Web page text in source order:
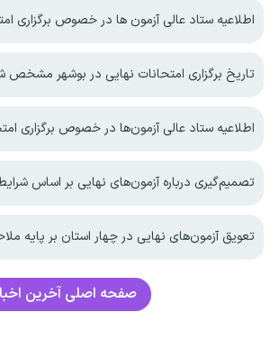
اطلاعیه ستاد عالی آزمون ها در خصوص برگزاری امتحانات نهایی پایه
تاریخ برگزاری امتحانات نهایی در بوشهر مشخص
اطلاعیه ستاد عالی آزمون‌ها در خصوص برگزاری امتحانات
تصمیم‌گیری درباره آزمون‌های نهایی بر اساس شرایط هر
تعویق آزمون‌های نهایی در چهار استان بر پایه ملاحظات قانونی و
صفحه اصلی آخرین